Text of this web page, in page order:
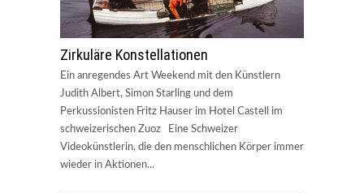
Zirkuläre Konstellationen
Ein anregendes Art Weekend mit den Künstlern
Judith Albert, Simon Starling und dem
Perkussionisten Fritz Hauser im Hotel Castell im
schweizerischen Zuoz Eine Schweizer
Videokünstlerin, die den menschlichen Körper immer
wieder in Aktionen...